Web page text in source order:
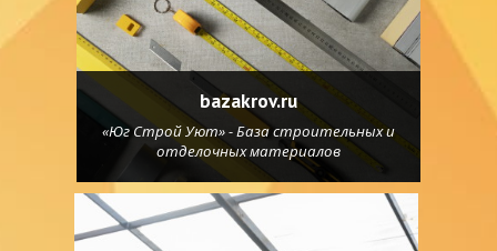
bazakrov.ru
«Юг Строй Уют» - База строительных и
отделочных материалов